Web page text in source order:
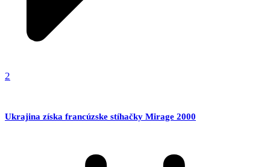
2
Ukrajina získa francúzske stíhačky Mirage 2000